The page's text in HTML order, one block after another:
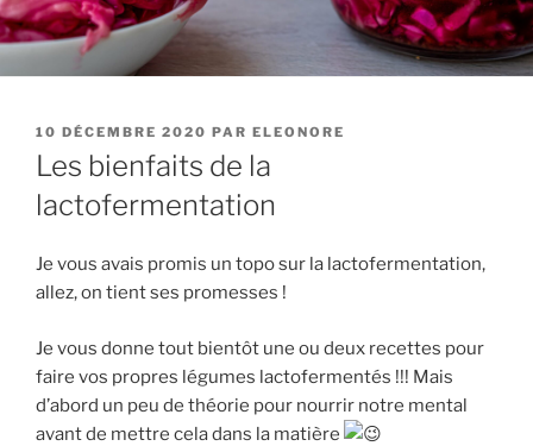
PUBLIÉ
LE
10 DÉCEMBRE 2020 PAR ELEONORE
Les bienfaits de la
lactofermentation
Je vous avais promis un topo sur la lactofermentation,
allez, on tient ses promesses !
Je vous donne tout bientôt une ou deux recettes pour
faire vos propres légumes lactofermentés !!! Mais
d’abord un peu de théorie pour nourrir notre mental
avant de mettre cela dans la matière